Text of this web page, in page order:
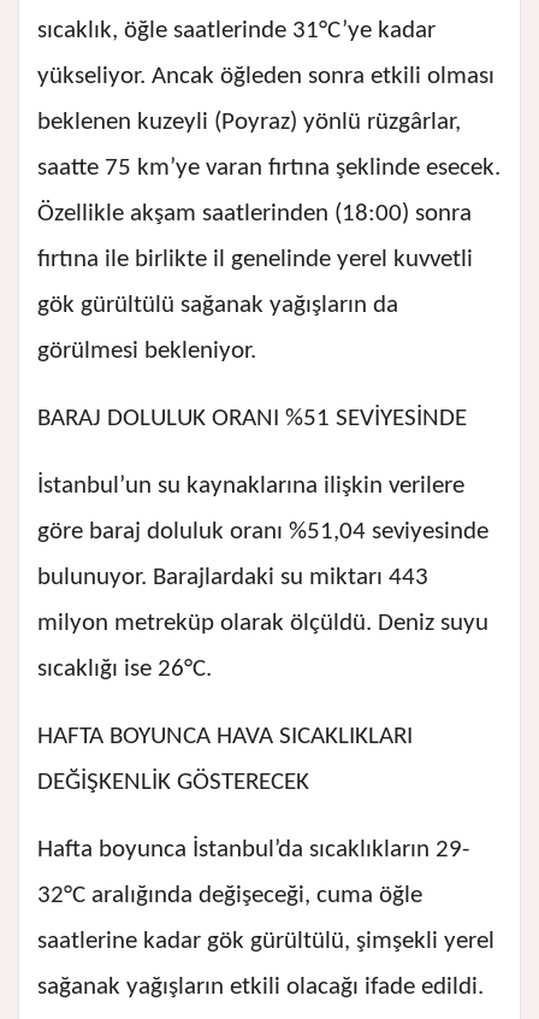
sıcaklık, öğle saatlerinde 31°C’ye kadar
yükseliyor. Ancak öğleden sonra etkili olması
beklenen kuzeyli (Poyraz) yönlü rüzgârlar,
saatte 75 km’ye varan fırtına şeklinde esecek.
Özellikle akşam saatlerinden (18:00) sonra
fırtına ile birlikte il genelinde yerel kuvvetli
gök gürültülü sağanak yağışların da
görülmesi bekleniyor.
BARAJ DOLULUK ORANI %51 SEVİYESİNDE
İstanbul’un su kaynaklarına ilişkin verilere
göre baraj doluluk oranı %51,04 seviyesinde
bulunuyor. Barajlardaki su miktarı 443
milyon metreküp olarak ölçüldü. Deniz suyu
sıcaklığı ise 26°C.
HAFTA BOYUNCA HAVA SICAKLIKLARI
DEĞİŞKENLİK GÖSTERECEK
Hafta boyunca İstanbul’da sıcaklıkların 29-
32°C aralığında değişeceği, cuma öğle
saatlerine kadar gök gürültülü, şimşekli yerel
sağanak yağışların etkili olacağı ifade edildi.